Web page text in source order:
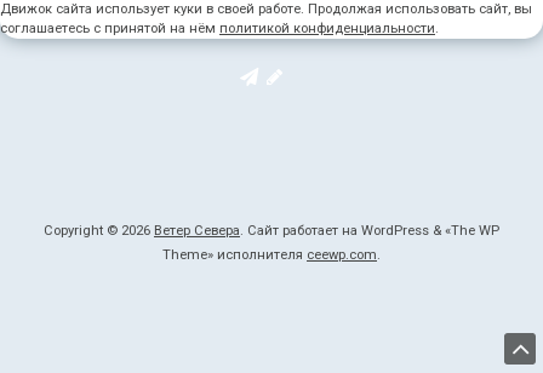
Движок сайта использует куки в своей работе. Продолжая использовать сайт, вы
соглашаетесь с принятой на нём политикой конфиденциальности.
Copyright © 2026 Ветер Севера. Сайт работает на WordPress & «The WP
Theme» исполнителя ceewp.com.